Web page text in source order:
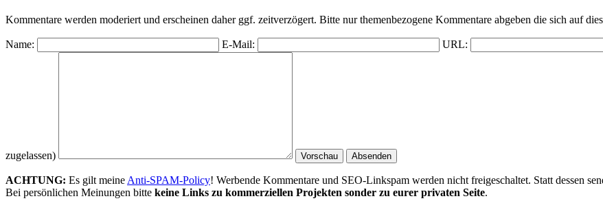
Kommentare werden moderiert und erscheinen daher ggf. zeitverzögert. Bitte nur themenbezogene Kommentare abgeben die sich auf
Name: E-Mail: URL:
zugelassen)
ACHTUNG: Es gilt meine Anti-SPAM-Policy! Werbende Kommentare und SEO-Linkspam werden nicht freigeschaltet. Statt dessen
Bei persönlichen Meinungen bitte keine Links zu kommerziellen Projekten sonder zu eurer privaten Seite.